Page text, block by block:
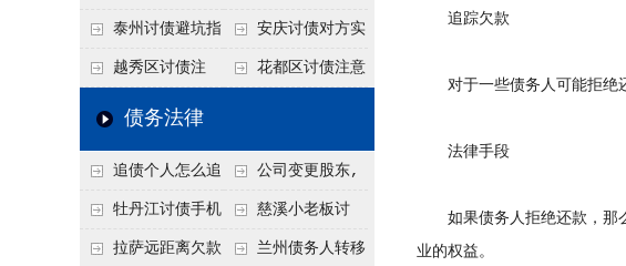
么方法要回来 么？2026年这两个关
键细节，做错就很难
泰州讨债避坑指
南：2026年这2个细
节不注意，钱很难要
安庆讨债对方实
在没钱咋办？
越秀区讨债注
意！没有借条只有微
把钱要回来
花都区讨债注意
节点”催收最有效
债务法律
追债个人怎么追
回呢？2026年最新绝
招选择！
公司变更股东,
变更前的债权债务谁
承担
牡丹江讨债手机
搞定：2026年线上立
慈溪小老板讨
债，2026年这2个本
拉萨远距离欠款 兰州债务人转移
追踪欠款
对于一些债务人可能拒绝还
法律手段
如果债务人拒绝还款，那么
业的权益。